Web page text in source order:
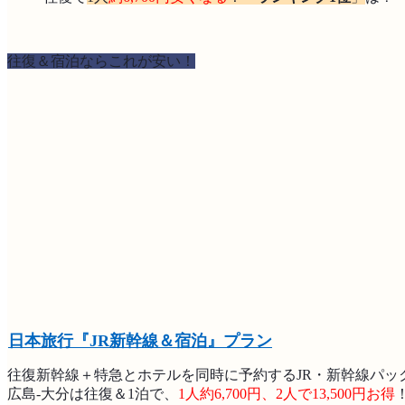
往復＆宿泊ならこれが安い！
日本旅行『JR新幹線＆宿泊』プラン
往復新幹線＋特急とホテルを同時に予約するJR・新幹線パッ
広島-大分は往復＆1泊で、 1人約6,700円、2人で13,500円お得